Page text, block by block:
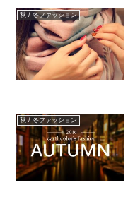
秋 / 冬ファッション
秋 / 冬ファッション